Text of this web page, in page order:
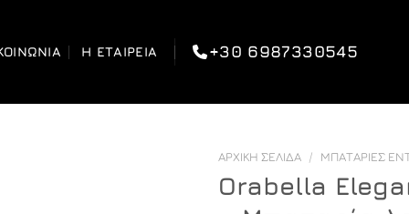
Η ΕΤΑΙΡΕΊΑ +30 6987330545
ΑΡΧΙΚΉ ΣΕΛΊΔΑ / ΜΠΑΤΑΡΊΕΣ
Orabella